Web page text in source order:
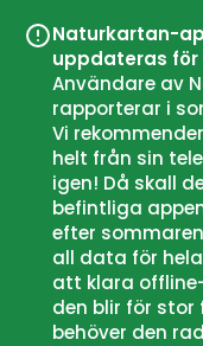
Naturkartan-
uppdateras
Användare av
rapporterar i
Vi
helt från sin
igen! Då skall
befintliga
efter
all data för
att klara
den blir för stor
behöver den